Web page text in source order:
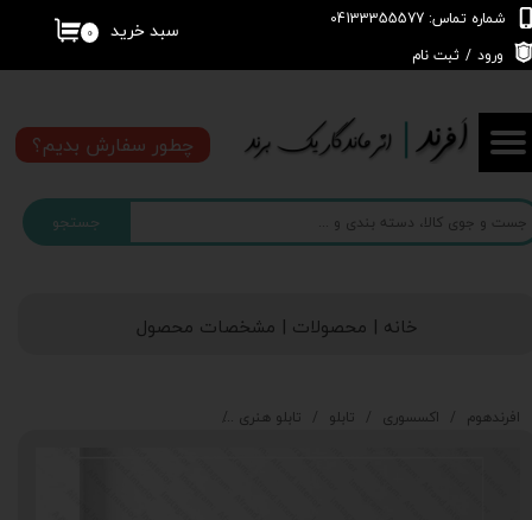
جستجو
شماره تماس: 04133355577
۰ سبد خرید
ورود / ثبت نام
حساب کاربری من
تغییر گذر واژه
سفارشات
خروج از حساب کاربری
چطور سفارش بدیم؟
خانه | محصولات | مشخصات محصول
افرندهوم اکسسوری تابلو تابلو هنری